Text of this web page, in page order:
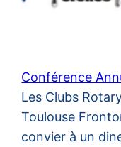
Conférence
Les Clubs
Toulouse
convier à un